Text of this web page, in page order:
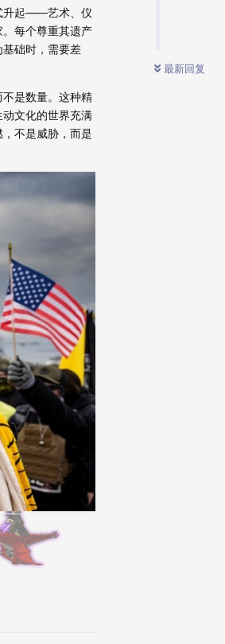
最新回复
升起——艺术、仪
每个尊重其遗产
础时，需要差
是数量。这种精
文化的世界充满
不是威胁，而是